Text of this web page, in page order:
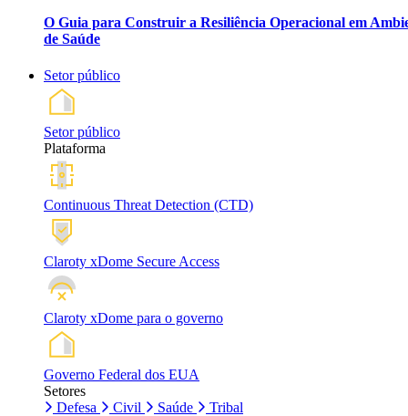
O Guia para Construir a Resiliência Operacional em
de Saúde
Setor público
Setor público
Plataforma
Continuous Threat Detection (CTD)
Claroty xDome Secure Access
Claroty xDome para o governo
Governo Federal dos EUA
Setores
Defesa
Civil Saúde Tribal